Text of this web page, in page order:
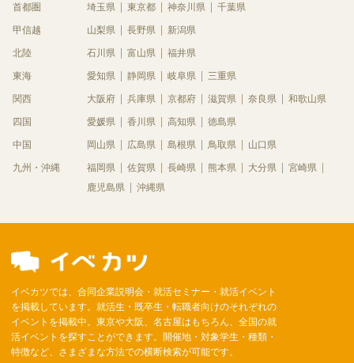
首都圏 埼玉県 東京都 神奈川県 千葉県
甲信越 山梨県 長野県 新潟県
北陸 石川県 富山県 福井県
東海 愛知県 静岡県 岐阜県 三重県
関西 大阪府 兵庫県 京都府 滋賀県 奈良県 和歌山県
四国 愛媛県 香川県 高知県 徳島県
中国 岡山県 広島県 島根県 鳥取県 山口県
九州・沖縄 福岡県 佐賀県 長崎県 熊本県 大分県
宮崎県
鹿児島県
沖縄県
イベカツでは、合同企業説明会・就活セミナー・就活イベント
を掲載しています。就活生・既卒生・転職者向けのそれぞれの
イベントを掲載中。東京や大阪、名古屋はもちろん、全国の就
活イベントを探すことができます。開催地・対象学生・種類・
特徴など、さまざまな方法での横断検索が可能です。